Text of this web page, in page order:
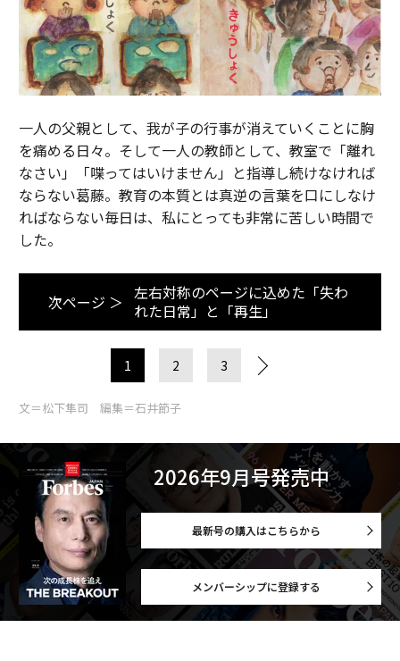
一人の父親として、我が子の行事が消えていくことに胸
を痛める日々。そして一人の教師として、教室で「離れ
なさい」「喋ってはいけません」と指導し続けなければ
ならない葛藤。教育の本質とは真逆の言葉を口にしなけ
ればならない毎日は、私にとっても非常に苦しい時間で
した。
次ページ ＞ 左右対称のページに込めた「失わ
れた日常」と「再生」
1 2 3
文＝松下隼司 編集＝石井節子
2026年9月号発売中
最新号の購入はこちらから
メンバーシップに登録する